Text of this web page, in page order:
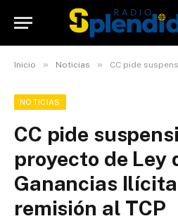
Inicio » Noticias » CC pide suspensión del
NOTICIAS
CC pide
proyecto de Ley
Ganancias
remisión al TCP